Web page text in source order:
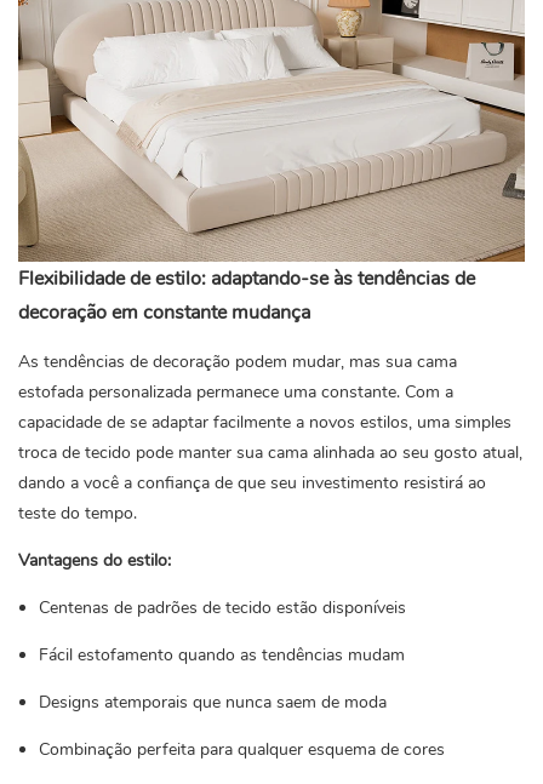
Flexibilidade de estilo: adaptando-se às tendências de
decoração em constante mudança
As tendências de decoração podem mudar, mas sua cama
estofada personalizada permanece uma constante. Com a
capacidade de se adaptar facilmente a novos estilos, uma simples
troca de tecido pode manter sua cama alinhada ao seu gosto atual,
dando a você a confiança de que seu investimento resistirá ao
teste do tempo.
Vantagens do estilo:
Centenas de padrões de tecido estão disponíveis
Fácil estofamento quando as tendências mudam
Designs atemporais que nunca saem de moda
Combinação perfeita para qualquer esquema de cores